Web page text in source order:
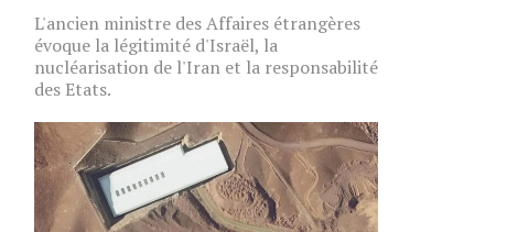
L'ancien ministre des Affaires étrangères
évoque la légitimité d'Israël, la
nucléarisation de l'Iran et la responsabilité
des Etats.